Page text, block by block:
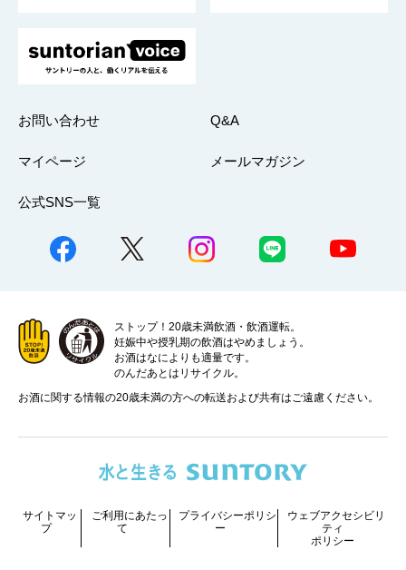
お問い合わせ Q&A
マイページ メールマガジン
公式SNS一覧
ストップ！20歳未満飲酒・飲酒運転。
妊娠中や授乳期の飲酒はやめましょう。
お酒はなによりも適量です。
のんだあとはリサイクル。
お酒に関する情報の20歳未満の方への転送および共有はご遠慮ください。
サイトマッ
プ
ご利用にあたっ
て
プライバシーポリシ
ー
ウェブアクセシビリ
ティ
ポリシー